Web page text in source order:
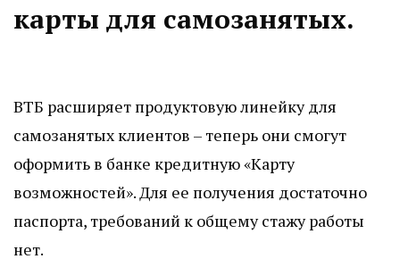
карты для самозанятых.
ВТБ расширяет продуктовую линейку для
самозанятых клиентов – теперь они смогут
оформить в банке кредитную «Карту
возможностей». Для ее получения достаточно
паспорта, требований к общему стажу работы
нет.